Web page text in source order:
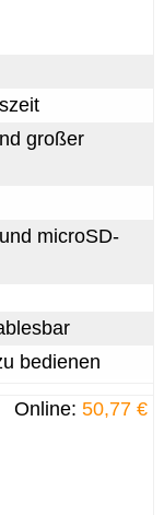
großer
microSD-
bedienen
Online:50,77 €